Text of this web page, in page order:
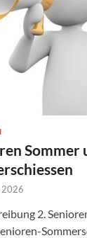
Sommer
2026
2.